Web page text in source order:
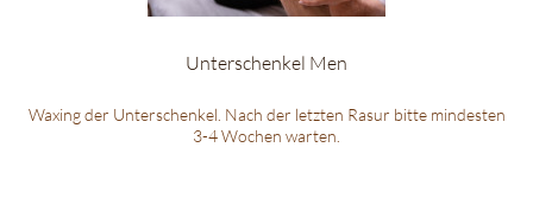
Unterschenkel Men
Waxing der Unterschenkel. Nach der letzten Rasur bitte mindesten
3-4 Wochen warten.